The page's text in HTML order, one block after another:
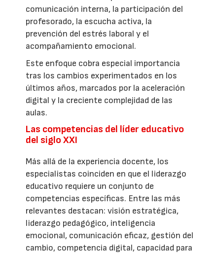
comunicación interna, la participación del
profesorado, la escucha activa, la
prevención del estrés laboral y el
acompañamiento emocional.
Este enfoque cobra especial importancia
tras los cambios experimentados en los
últimos años, marcados por la aceleración
digital y la creciente complejidad de las
aulas.
Las competencias del líder educativo
del siglo XXI
Más allá de la experiencia docente, los
especialistas coinciden en que el liderazgo
educativo requiere un conjunto de
competencias específicas. Entre las más
relevantes destacan: visión estratégica,
liderazgo pedagógico, inteligencia
emocional, comunicación eficaz, gestión del
cambio, competencia digital, capacidad para